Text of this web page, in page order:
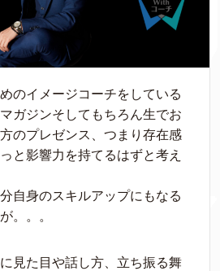
のイメージコーチをしている
ガジンそしてもちろん生でお
のプレゼンス、つまり存在感
と影響力を持てるはずと考え
自身のスキルアップにもなる
。。。
見た目や話し方、立ち振る舞